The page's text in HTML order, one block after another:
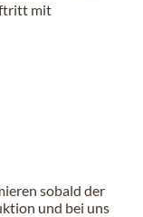
mit
sobald der
und bei uns